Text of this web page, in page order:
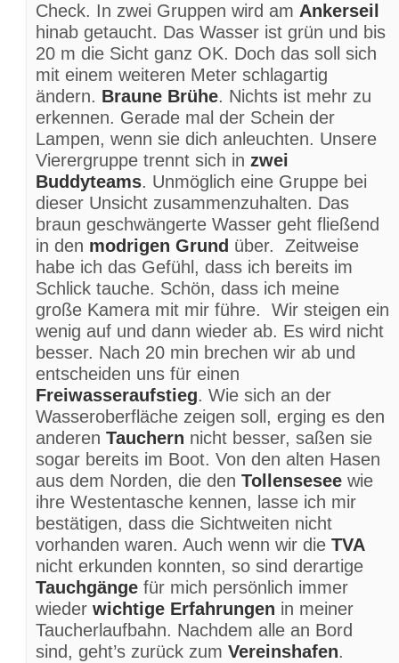
Check. In zwei Gruppen wird am Ankerseil
hinab getaucht. Das Wasser ist grün und bis
20 m die Sicht ganz OK. Doch das soll sich
mit einem weiteren Meter schlagartig
ändern. Braune Brühe. Nichts ist mehr zu
erkennen. Gerade mal der Schein der
Lampen, wenn sie dich anleuchten. Unsere
Vierergruppe trennt sich in zwei
Buddyteams. Unmöglich eine Gruppe bei
dieser Unsicht zusammenzuhalten. Das
braun geschwängerte Wasser geht fließend
in den modrigen Grund über. Zeitweise
habe ich das Gefühl, dass ich bereits im
Schlick tauche. Schön, dass ich meine
große Kamera mit mir führe. Wir steigen ein
wenig auf und dann wieder ab. Es wird nicht
besser. Nach 20 min brechen wir ab und
entscheiden uns für einen
Freiwasseraufstieg. Wie sich an der
Wasseroberfläche zeigen soll, erging es den
anderen Tauchern nicht besser, saßen sie
sogar bereits im Boot. Von den alten Hasen
aus dem Norden, die den Tollensesee wie
ihre Westentasche kennen, lasse ich mir
bestätigen, dass die Sichtweiten nicht
vorhanden waren. Auch wenn wir die TVA
nicht erkunden konnten, so sind derartige
Tauchgänge für mich persönlich immer
wieder wichtige Erfahrungen in meiner
Taucherlaufbahn. Nachdem alle an Bord
sind, geht’s zurück zum Vereinshafen.